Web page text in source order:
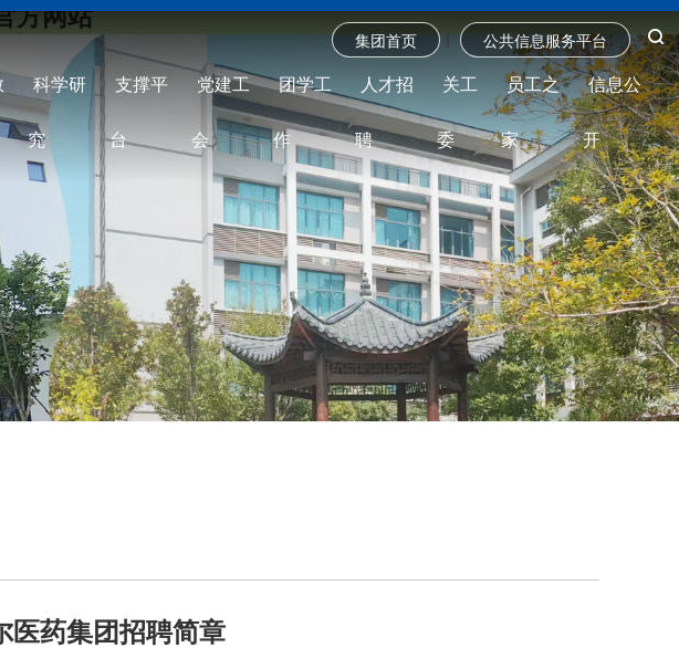
方网站
集团首页 | 公共信息服务平台
科学研
究
支撑平
台
党建工
会
团学工
作
人才招
聘
关工
委
员工之
家
信息公
开
医药集团招聘简章